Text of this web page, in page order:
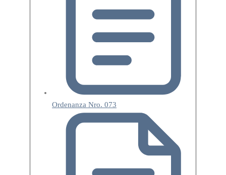
Ordenanza Nro. 073